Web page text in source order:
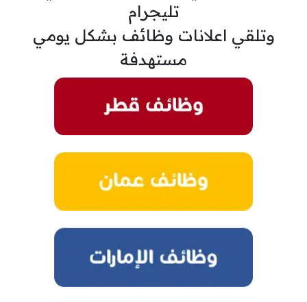
تليجرام
وتلقي اعلانات وظائف بشكل يومي
مستهدفة